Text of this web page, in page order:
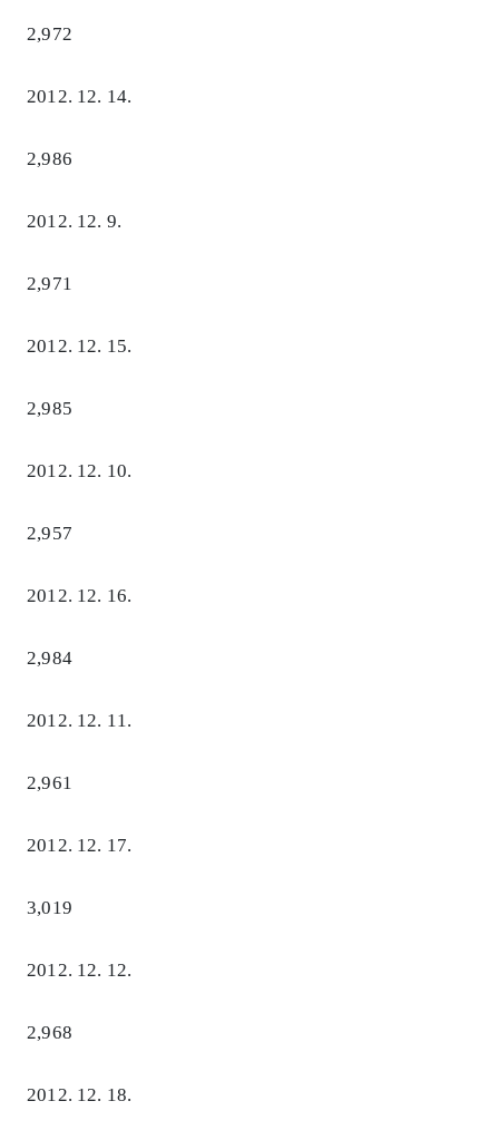
2,972
2012. 12. 14.
2,986
2012. 12. 9.
2,971
2012. 12. 15.
2,985
2012. 12. 10.
2,957
2012. 12. 16.
2,984
2012. 12. 11.
2,961
2012. 12. 17.
3,019
2012. 12. 12.
2,968
2012. 12. 18.